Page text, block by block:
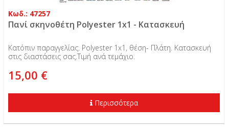
Κωδ.: 47257
Πανί σκηνοθέτη Polyester 1x1 - Κατασκευή
Κατόπιν παραγγελίας. Polyester 1x1, θέση- Πλάτη. Κατασκευή
στις διαστάσεις σας.Τιμή ανά τεμάχιο.
15,00 €
Περισσότερα